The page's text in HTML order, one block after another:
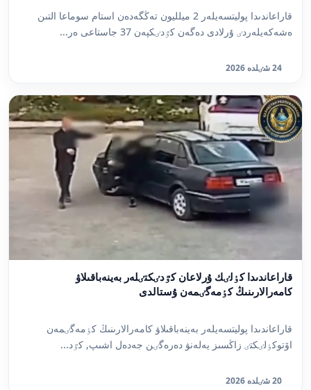
قاراعاندىدا پوليتسەيلەر 2 ميلليون تەڭگەدەن استام سوماعا التىن
ەشەكەيلەردٸ ۇرلادى دەگەن كٷدٸكپەن 37 جاستاعى ەر...
24 شٸلدە 2026
قاراعاندىدا كٶلٸك ۇرلاعان كٷدٸكتٸلەر بەينەباقىلاۋ
كامەرالارىنىڭ كٶمەگٸمەن ۇستالدى
قاراعاندىدا پوليتسەيلەر بەينەباقىلاۋ كامەرالارىنىڭ كٶمەگٸمەن
اۆتوكٶلٸكتٸ زاڭسىز يەلەنۋ دەرەگٸن جەدەل اشىپ, كٷد...
20 شٸلدە 2026